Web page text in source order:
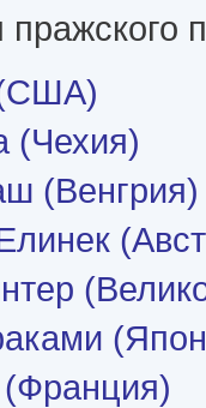
(Венгрия)